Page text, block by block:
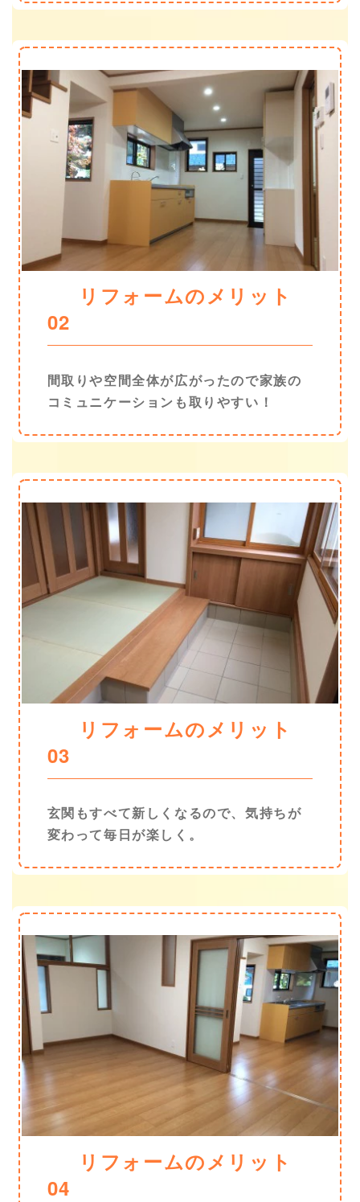
リフォームのメリット
02
間取りや空間全体が広がったので家族の
コミュニケーションも取りやすい！
リフォームのメリット
03
玄関もすべて新しくなるので、気持ちが
変わって毎日が楽しく。
リフォームのメリット
04